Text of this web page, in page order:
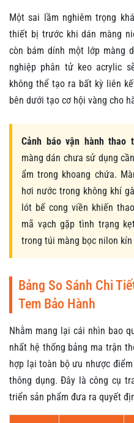
Một sai lầm nghiêm trọng
thiết bị trước khi dán màng
còn bám dính một lớp màng
nghiệp phân tử keo acrylic
không thể tạo ra bất kỳ liên
bên dưới tạo cơ hội vàng cho
Cảnh báo vận hành thao
màng dán chưa sử dụng
ẩm trong khoang chứa.
hơi nước trong không khí
lót bế cong viền khiến
mã vạch gặp tình trạng
trong túi màng bọc nilon kín
Bảng So Sánh Chi
Tem Bảo Hành
Nhằm mang lại cái nhìn bao
nhất hệ thống bảng ma trận
hợp lại toàn bộ ưu nhược
thông dụng. Đây là công cụ
triển sản phẩm đưa ra quyết